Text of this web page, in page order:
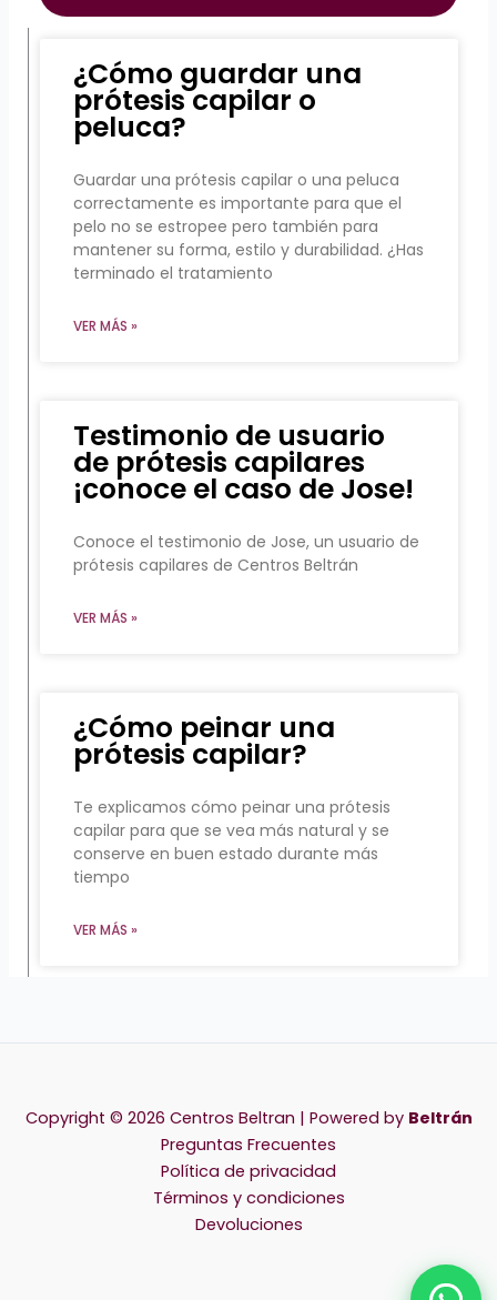
¿Cómo guardar una
prótesis capilar o
peluca?
Guardar una prótesis capilar o una peluca
correctamente es importante para que el
pelo no se estropee pero también para
mantener su forma, estilo y durabilidad. ¿Has
terminado el tratamiento
VER MÁS »
Testimonio de usuario
de prótesis capilares
¡conoce el caso de Jose!
Conoce el testimonio de Jose, un usuario de
prótesis capilares de Centros Beltrán
VER MÁS »
¿Cómo peinar una
prótesis capilar?
Te explicamos cómo peinar una prótesis
capilar para que se vea más natural y se
conserve en buen estado durante más
tiempo
VER MÁS »
Copyright © 2026 Centros Beltran | Powered by Beltrán
Preguntas Frecuentes
Política de privacidad
Términos y condiciones
Devoluciones